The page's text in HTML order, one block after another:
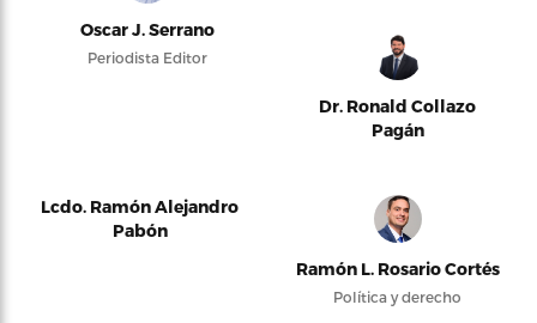
Oscar J. Serrano
Periodista Editor
Dr. Ronald Collazo
Pagán
Lcdo. Ramón Alejandro
Pabón
Ramón L. Rosario Cortés
Política y derecho